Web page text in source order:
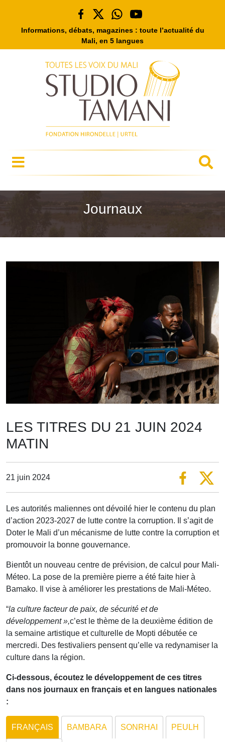
Informations, débats, magazines : toute l’actualité du
Mali, en 5 langues
Journaux
LES TITRES DU 21 JUIN 2024
MATIN
21 juin 2024
Les autorités maliennes ont dévoilé hier le contenu du plan
d’action 2023-2027 de lutte contre la corruption. Il s’agit de
Doter le Mali d’un mécanisme de lutte contre la corruption et
promouvoir la bonne gouvernance.
Bientôt un nouveau centre de prévision, de calcul pour Mali-
Méteo. La pose de la première pierre a été faite hier à
Bamako. Il vise à améliorer les prestations de Mali-Méteo.
“la culture facteur de paix, de sécurité et de
développement »,c’est le thème de la deuxième édition de
la semaine artistique et culturelle de Mopti débutée ce
mercredi. Des festivaliers pensent qu’elle va redynamiser la
culture dans la région.
Ci-dessous, écoutez le développement de ces titres
dans nos journaux en français et en langues nationales
:
FRANÇAIS BAMBARA SONRHAI PEULH